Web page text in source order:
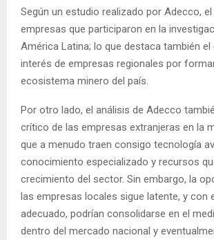
Según un estudio realizado por Adecco, el
empresas que participaron en la
América Latina; lo que destaca también el
interés de empresas regionales por
ecosistema minero del país.
Por otro lado, el análisis de Adecco
crítico de las empresas extranjeras en la
que a menudo traen consigo tecnología
conocimiento especializado y recursos
crecimiento del sector. Sin embargo, la
las empresas locales sigue latente, y con
adecuado, podrían consolidarse en el
dentro del mercado nacional y